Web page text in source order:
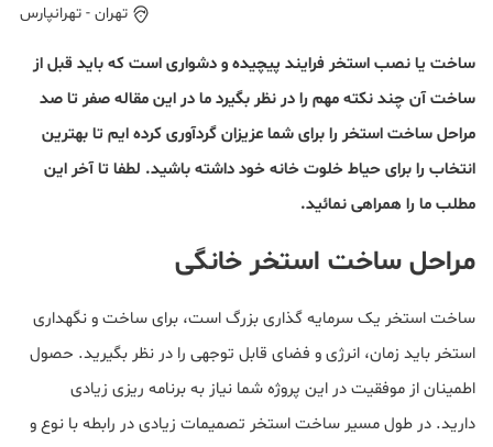
تهران - تهرانپارس
ساخت یا نصب استخر فرایند پیچیده و دشواری است که باید قبل از
ساخت آن چند نکته مهم را در نظر بگیرد ما در این مقاله صفر تا صد
مراحل ساخت استخر را برای شما عزیزان گردآوری کرده ایم تا بهترین
انتخاب را برای حیاط خلوت خانه خود داشته باشید. لطفا تا آخر این
مطلب ما را همراهی نمائید.
مراحل ساخت استخر خانگی
ساخت استخر یک سرمایه گذاری بزرگ است، برای ساخت و نگهداری
استخر باید زمان، انرژی و فضای قابل توجهی را در نظر بگیرید. حصول
اطمینان از موفقیت در این پروژه شما نیاز به برنامه ریزی زیادی
دارید. در طول مسیر ساخت استخر تصمیمات زیادی در رابطه با نوع و